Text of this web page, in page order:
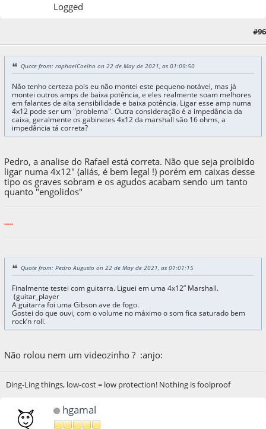
Logged
#96
Quote from: raphaelCoelho on 22 de May de 2021, as 01:09:50
Não tenho certeza pois eu não montei este pequeno notável, mas já
montei outros amps de baixa potência, e eles realmente soam melhores
em falantes de alta sensibilidade e baixa potência. Ligar esse amp numa
4x12 pode ser um "problema". Outra consideração é a impedância da
caixa, geralmente os gabinetes 4x12 da marshall são 16 ohms, a
impedância tá correta?
Pedro, a analise do Rafael está correta. Não que seja proibido
ligar numa 4x12" (aliás, é bem legal !) porém em caixas desse
tipo os graves sobram e os agudos acabam sendo um tanto
quanto "engolidos"
-----
Quote from: Pedro Augusto on 22 de May de 2021, as 01:01:15
Finalmente testei com guitarra. Liguei em uma 4x12” Marshall.
(guitar_player
A guitarra foi uma Gibson ave de fogo.
Gostei do que ouvi, com o volume no máximo o som fica saturado bem
rock’n roll.
Não rolou nem um videozinho ? :anjo:
Ding-Ling things, low-cost = low protection! Nothing is foolproof
hgamal